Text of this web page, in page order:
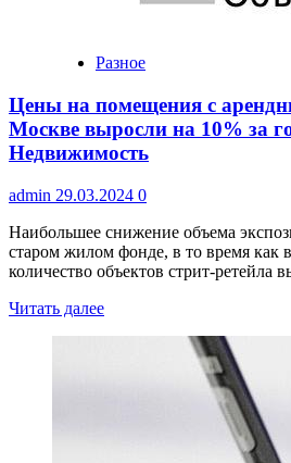
Разное
Цены на помещения с
Москве выросли на 10% за
Недвижимость
admin 29.03.2024 0
Наибольшее снижение объема
старом жилом фонде, в то время как
количество объектов стрит-ретейла
Читать далее